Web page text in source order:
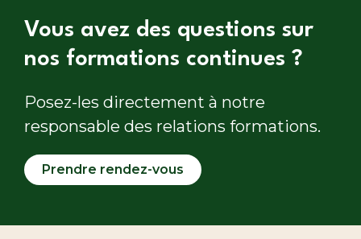
Vous avez des questions sur
nos formations continues ?
Posez-les directement à notre
responsable des relations formations.
Prendre rendez-vous